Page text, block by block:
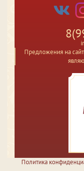
Предложения на
Политика